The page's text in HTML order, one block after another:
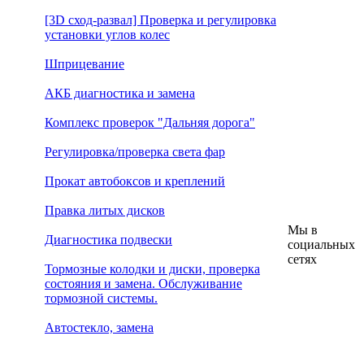
[3D сход-развал] Проверка и регулировка
установки углов колес
Шприцевание
АКБ диагностика и замена
Комплекс проверок "Дальняя дорога"
Регулировка/проверка света фар
Прокат автобоксов и креплений
Правка литых дисков
Диагностика подвески
Тормозные колодки и диски, проверка
состояния и замена. Обслуживание
тормозной системы.
Автостекло, замена
Мы в
социальных
сетях